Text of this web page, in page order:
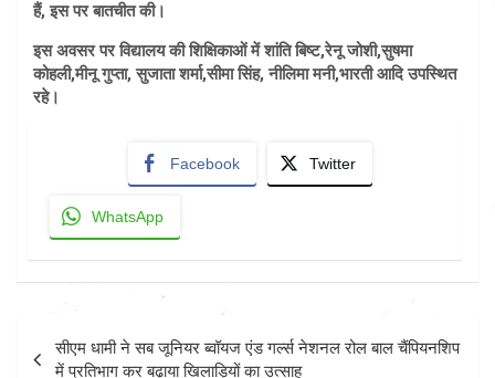
हैं, इस पर बातचीत की।
इस अवसर पर विद्यालय की शिक्षिकाओं में शांति बिष्ट,रेनू जोशी,सुषमा
कोहली,मीनू गुप्ता, सुजाता शर्मा,सीमा सिंह, नीलिमा मनी,भारती आदि उपस्थित
रहे।
Facebook Twitter
WhatsApp
Post
navigation
सीएम धामी ने सब जूनियर ब्वॉयज एंड गर्ल्स नेशनल रोल बाल चैंपियनशिप
में प्रतिभाग कर बढ़ाया खिलाड़ियों का उत्साह